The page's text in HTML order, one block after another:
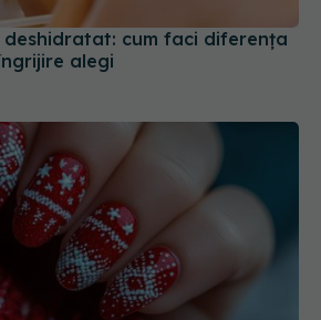
deshidratat: cum faci diferența
alegi